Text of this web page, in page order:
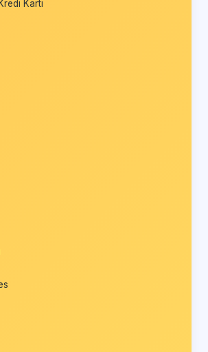
Kartı